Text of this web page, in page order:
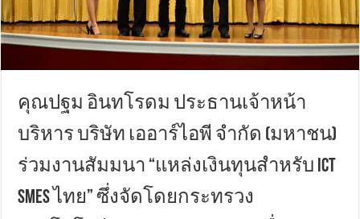
คุณปฐม อินทโรดม ประธานเจ้าหน้า
บริหาร บริษัท เออาร์ไอพี จำกัด (มหาชน)
ร่วมงานสัมมนา “แหล่งเงินทุนสำหรับ ICT
SMEs ไทย” ซึ่งจัดโดยกระทรวง